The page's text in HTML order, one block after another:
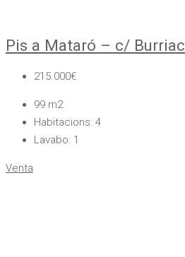
Pis a Mataró – c/ Burriac
215.000€
99 m2
Habitacions: 4
Lavabo: 1
Venta